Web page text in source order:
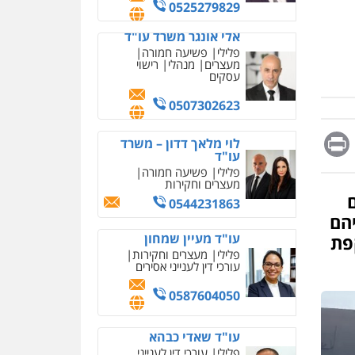
Message
Print
0525279829
אלי אונגר משרד עו"ד
פלילי פשיעה חמורה
מעצרים מנהלי רישוי
עסקים
0507302623
לוי מלאך דדון – משרד
עו"ד
פלילי פשיעה חמורה
מעצרים וחקירות
0544231863
עו"ד מעיין שמחון
פלילי מעצרים וחקירות
עורכי דין לענייני אסירים
0587604050
עו"ד שאדי כבהא
מחיקת כתבות מגוגל
ודחיקת אזכורים שליליים
שירותים מקצועיים לעורכי
דין
0522508109
אחסון אתרים
מהירות הגנה גיבוי
תמיכה שירותים מקצועיים
לעורכי דין
מרכז התחלה חדשה
אסירים עבירות מין
שירותים מקצועיים לעורכי
דין
0544500346
מאיה בלום, עו"ס,
טיפול ושיקום
טיפול בהתמכרויות
שירותים מקצועיים לעורכי
דין